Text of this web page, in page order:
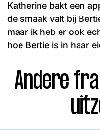
Katherine bakt een
de smaak valt bij
maar ik heb er ook
hoe Bertie is in haar
Andere